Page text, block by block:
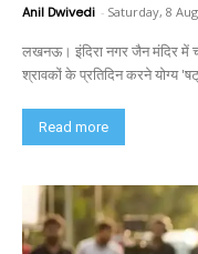
Anil Dwivedi - Saturday, 8
लखनऊ। इंदिरा नगर जैन मंदिर में
श्रावकों के प्रतिदिन करने योग्य
Read more